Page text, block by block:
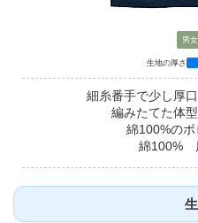
男
生地の厚さ
細糸番手で少し厚
編みたてた体
綿100%の
綿100%